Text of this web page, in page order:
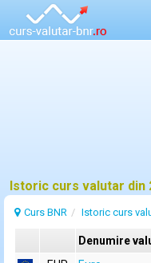
Istoric curs valutar din
Curs BNR Istoric curs
Denumire